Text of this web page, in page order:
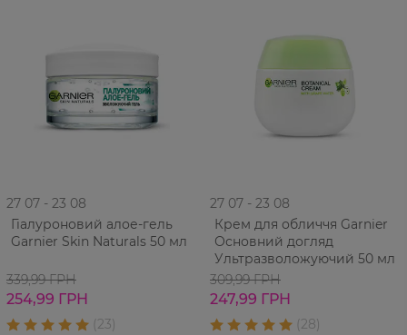
27 07 - 23 08
Гіалуроновий алое-гель
Garnier Skin Naturals 50 мл
339,99 ГРН
254,99 ГРН
27 07 - 23 08
Крем для обличчя Garnier
Основний догляд
Ультразволожуючий 50 мл
309,99 ГРН
247,99 ГРН